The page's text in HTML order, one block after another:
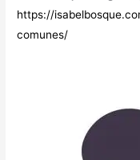
https://
comunes/